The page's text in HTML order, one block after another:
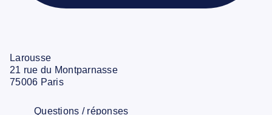
Larousse
21 rue du Montparnasse
75006 Paris
Questions / réponses